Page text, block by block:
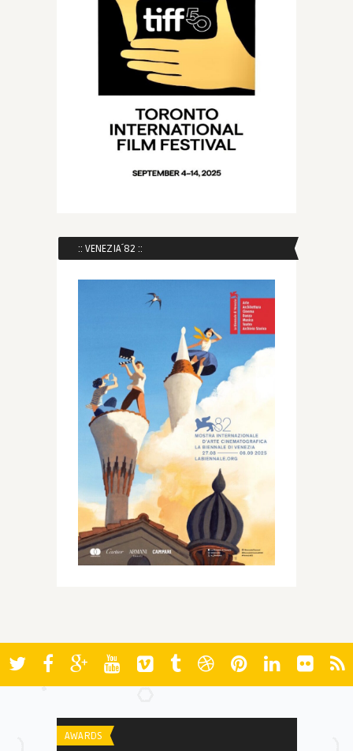
:: VENEZIA´82 ::
AWARDS